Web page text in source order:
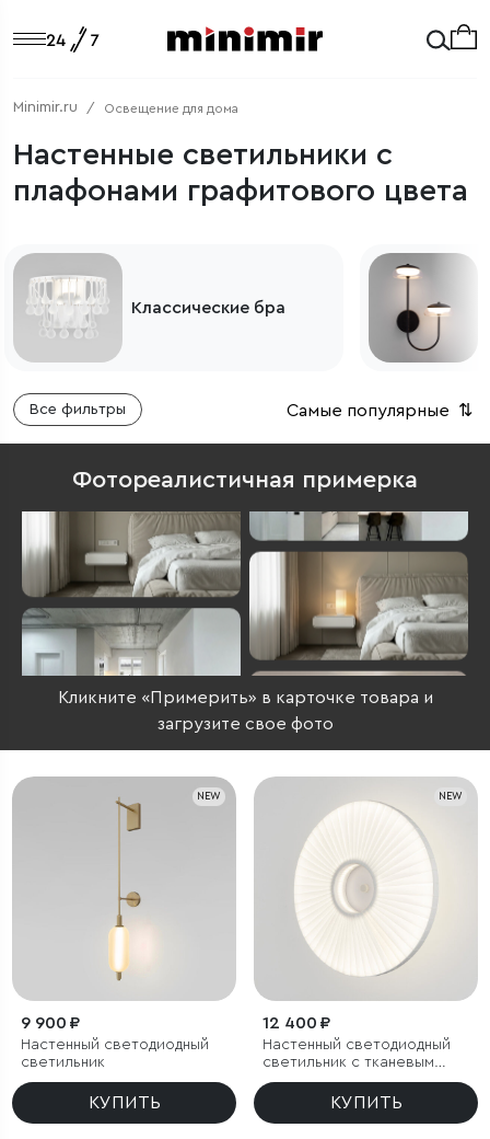
Minimir.ru Освещение для дома
Настенные светильники с
плафонами графитового цвета
Классические бра
Все фильтры Самые популярные ⇅
Фотореалистичная примерка
Кликните «Примерить» в карточке товара и
загрузите свое фото
NEW
9 900 ₽
Настенный светодиодный
светильник
КУПИТЬ
NEW
12 400 ₽
Настенный светодиодный
светильник с тканевым
рассеивателем
КУПИТЬ